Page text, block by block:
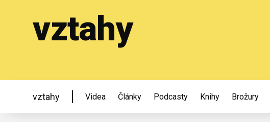
vztahy
vztahy Videa Články Podcasty Knihy Brožury